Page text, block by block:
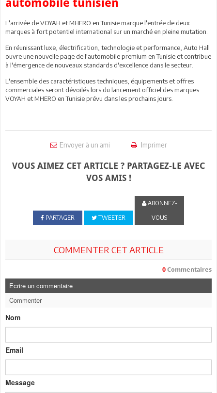
automobile tunisien
L'arrivée de VOYAH et MHERO en Tunisie marque l'entrée de deux
marques à fort potentiel international sur un marché en pleine mutation.
En réunissant luxe, électrification, technologie et performance, Auto Hall
ouvre une nouvelle page de l'automobile premium en Tunisie et contribue
à l'émergence de nouveaux standards d'excellence dans le secteur.
L'ensemble des caractéristiques techniques, équipements et offres
commerciales seront dévoilés lors du lancement officiel des marques
VOYAH et MHERO en Tunisie prévu dans les prochains jours.
Envoyer à un ami Imprimer
VOUS AIMEZ CET ARTICLE ? PARTAGEZ-LE AVEC
VOS AMIS !
PARTAGER TWEETER
ABONNEZ-
VOUS
COMMENTER CET ARTICLE
0 Commentaires
Ecrire un commentaire
Commenter
Nom
Email
Message